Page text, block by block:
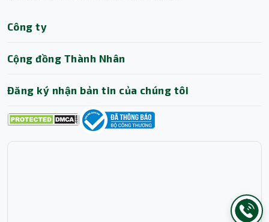
Công ty
Cộng đồng Thành Nhân
Đăng ký nhận bản tin của chúng tôi